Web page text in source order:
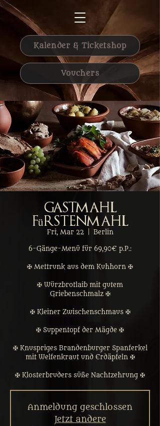
Vouchers
Kalender & Ticketshop
Gastmahl
Fürstenmahl
Fri, Mar 22
  |
Berlin
6-Gänge-Menü für 69,90€ p.P.:
✠ Mettrunk aus dem Kuhhorn ✠
✠ Würzbrotlaib mit gutem
Griebenschmalz ✠
✠ Kleiner Zwischenschmaus ✠
✠ Suppentopf der Mägde ✠
✠ Knuspriges Brandenburger Spanferkel
mit Welfenkraut und Erdäpfeln ✠
✠ Klosterbruders süße Nachtzehrung ✠
Anmeldung geschlossen
Jetzt andere